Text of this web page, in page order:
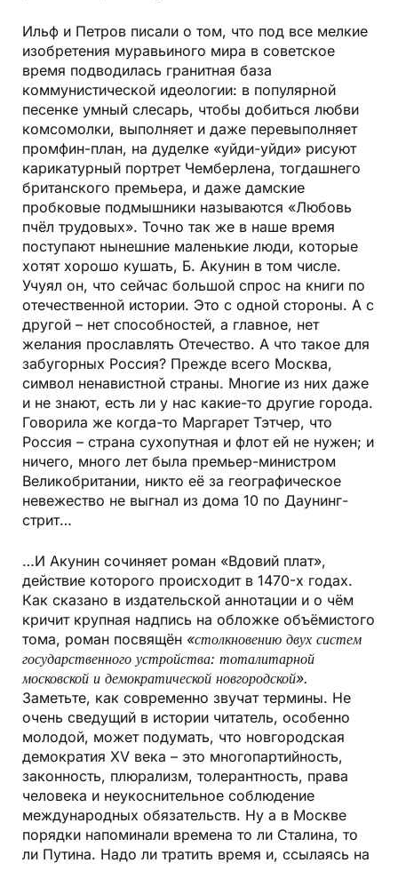
Ильф и Петров писали о том, что под все мелкие
изобретения муравьиного мира в советское
время подводилась гранитная база
коммунистической идеологии: в популярной
песенке умный слесарь, чтобы добиться любви
комсомолки, выполняет и даже перевыполняет
промфин-план, на дуделке «уйди-уйди» рисуют
карикатурный портрет Чемберлена, тогдашнего
британского премьера, и даже дамские
пробковые подмышники называются «Любовь
пчёл трудовых». Точно так же в наше время
поступают нынешние маленькие люди, которые
хотят хорошо кушать, Б. Акунин в том числе.
Учуял он, что сейчас большой спрос на книги по
отечественной истории. Это с одной стороны. А с
другой – нет способностей, а главное, нет
желания прославлять Отечество. А что такое для
забугорных Россия? Прежде всего Москва,
символ ненавистной страны. Многие из них даже
и не знают, есть ли у нас какие-то другие города.
Говорила же когда-то Маргарет Тэтчер, что
Россия – страна сухопутная и флот ей не нужен; и
ничего, много лет была премьер-министром
Великобритании, никто её за географическое
невежество не выгнал из дома 10 по Даунинг-
стрит…
…И Акунин сочиняет роман «Вдовий плат»,
действие которого происходит в 1470-х годах.
Как сказано в издательской аннотации и о чём
кричит крупная надпись на обложке объёмистого
тома, роман посвящён «столкновению двух систем
государственного устройства: тоталитарной
московской и демократической новгородской».
Заметьте, как современно звучат термины. Не
очень сведущий в истории читатель, особенно
молодой, может подумать, что новгородская
демократия XV века – это многопартийность,
законность, плюрализм, толерантность, права
человека и неукоснительное соблюдение
международных обязательств. Ну а в Москве
порядки напоминали времена то ли Сталина, то
ли Путина. Надо ли тратить время и, ссылаясь на